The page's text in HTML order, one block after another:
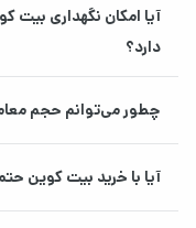
اولین
تراکنش
آیا امکان نگهداری
دارد؟
چطور می‌توانم حجم
آیا با خرید بیت کوین